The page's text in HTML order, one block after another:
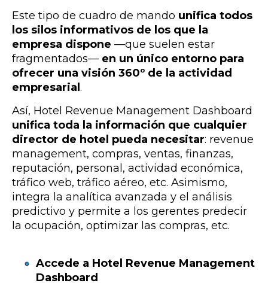
Este tipo de cuadro de mando unifica todos
los silos informativos de los que la
empresa dispone —que suelen estar
fragmentados— en un único entorno para
ofrecer una visión 360º de la actividad
empresarial .
Así, Hotel Revenue Management Dashboard
unifica toda la información que cualquier
director de hotel pueda necesitar: revenue
management, compras, ventas, finanzas,
reputación, personal, actividad económica,
tráfico web, tráfico aéreo, etc. Asimismo,
integra la analítica avanzada y el análisis
predictivo y permite a los gerentes predecir
la ocupación, optimizar las compras, etc.
Accede a Hotel Revenue Management
Dashboard